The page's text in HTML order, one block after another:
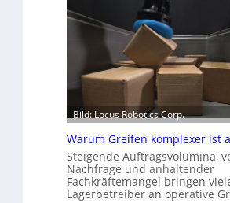
Bild: Locus Robotics Corp.
Warum Greifen komplexer ist
Steigende Auftragsvolumina,
Nachfrage und anhaltender
Fachkräftemangel bringen
Lagerbetreiber an operative